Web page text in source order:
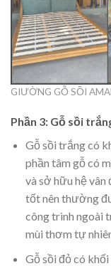
GIƯỜNG GỖ SỒI
Phần 3: Gỗ sồi
Gỗ sồi trắng có
phần tâm gỗ có
và sở hữu hệ vân
tốt nên thường
công trình ngoài
mùi thơm tự
Gỗ sồi đỏ có